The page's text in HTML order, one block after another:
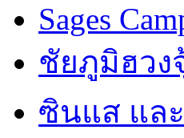
Sages
ชัยภูมิฮวง
ซินแส แล